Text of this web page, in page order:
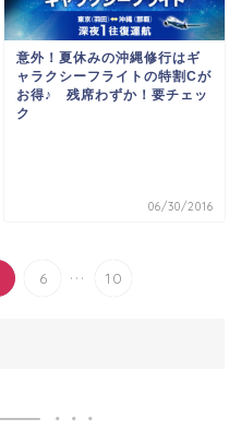
意外！夏休みの沖縄修行はギ
ャラクシーフライトの特割Cが
お得♪ 残席わずか！要チェッ
ク
06/30/2016
6 ... 10